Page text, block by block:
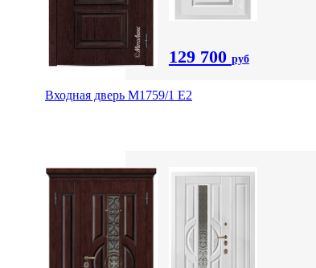
129 700 руб
Входная дверь М1759/1 Е2